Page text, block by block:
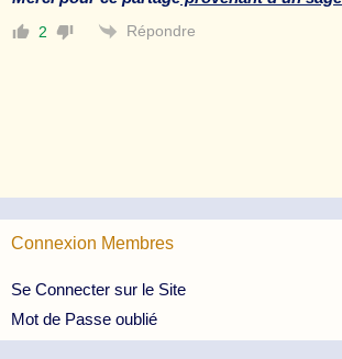
2 Répondre
Connexion Membres
Se Connecter sur le Site
Mot de Passe oublié